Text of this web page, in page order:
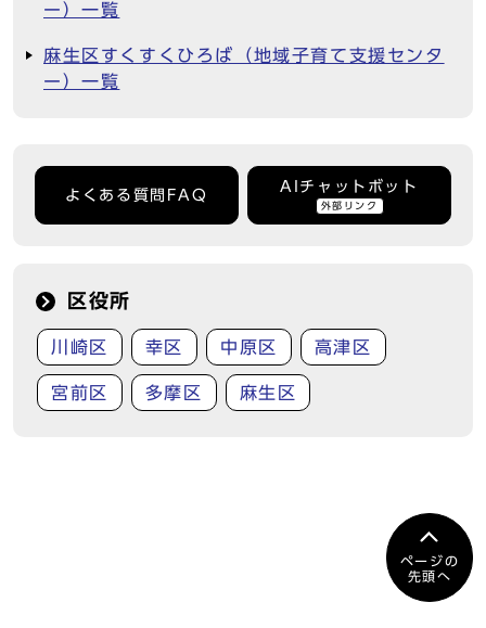
ー）一覧
麻生区すくすくひろば（地域子育て支援センタ
ー）一覧
よくある質問FAQ
AIチャットボット
外部リンク
区役所
川崎区 幸区 中原区 高津区
宮前区 多摩区 麻生区
ページの
先頭へ